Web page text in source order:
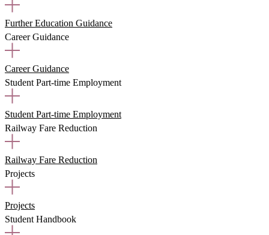
Further Education Guidance
Career Guidance
Career Guidance
Student Part-time Employment
Student Part-time Employment
Railway Fare Reduction
Railway Fare Reduction
Projects
Projects
Student Handbook